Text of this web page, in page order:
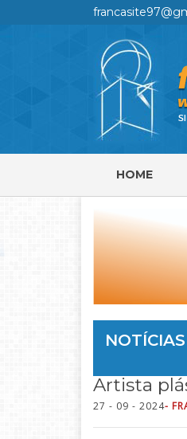
HOME
NOTÍCIAS
Artista
27 - 09 - 2024-